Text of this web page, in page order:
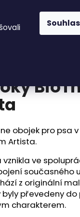
Známky
obojek pro psa
Artista.
ve
současného
z originální
převedeny
charakterem.